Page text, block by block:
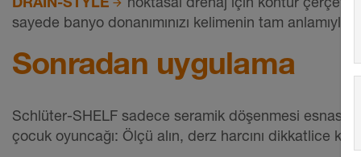
sayede banyo donanımınızı kelimenin tam
Sonradan uygulama
Schlüter-SHELF sadece seramik döşenmesi
çocuk oyuncağı: Ölçü alın, derz harcını dikkatlice